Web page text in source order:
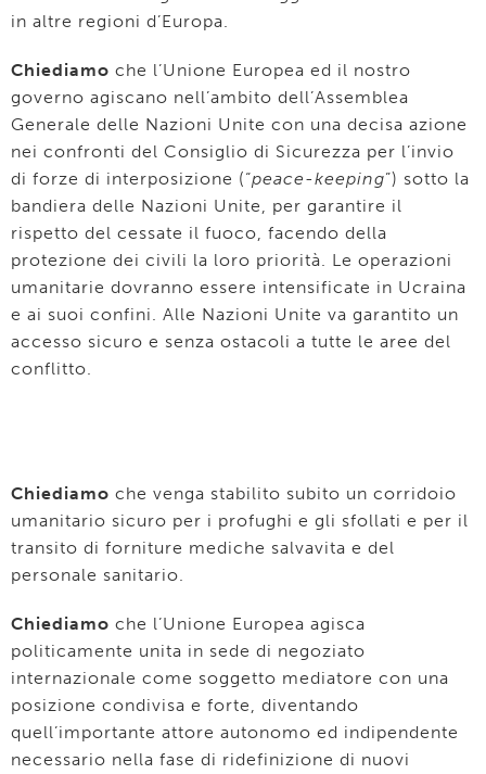
in altre regioni d’Europa.
Chiediamo che l’Unione Europea ed il nostro
governo agiscano nell’ambito dell’Assemblea
Generale delle Nazioni Unite con una decisa azione
nei confronti del Consiglio di Sicurezza per l’invio
di forze di interposizione (“peace-keeping”) sotto la
bandiera delle Nazioni Unite, per garantire il
rispetto del cessate il fuoco, facendo della
protezione dei civili la loro priorità. Le operazioni
umanitarie dovranno essere intensificate in Ucraina
e ai suoi confini. Alle Nazioni Unite va garantito un
accesso sicuro e senza ostacoli a tutte le aree del
conflitto.
Chiediamo che venga stabilito subito un corridoio
umanitario sicuro per i profughi e gli sfollati e per il
transito di forniture mediche salvavita e del
personale sanitario.
Chiediamo che l’Unione Europea agisca
politicamente unita in sede di negoziato
internazionale come soggetto mediatore con una
posizione condivisa e forte, diventando
quell’importante attore autonomo ed indipendente
necessario nella fase di ridefinizione di nuovi